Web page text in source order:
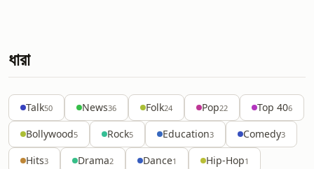
ধারা
Talk50 News36 Folk24 Pop22 Top 406
Bollywood5 Rock5 Education3 Comedy3
Hits3 Drama2 Dance1 Hip-Hop1